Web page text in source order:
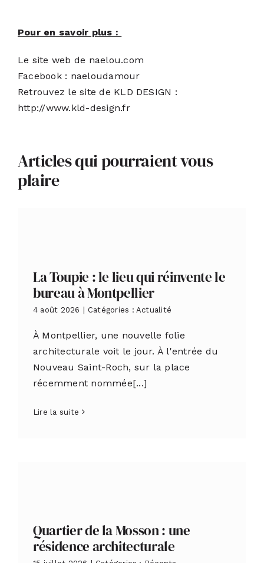
Pour en savoir plus :
Le site web de naelou.com
Facebook : naeloudamour
Retrouvez le site de KLD DESIGN :
http://www.kld-design.fr
Articles qui pourraient vous
plaire
La Toupie : le lieu qui réinvente le
bureau à Montpellier
4 août 2026 Catégories : Actualité
À Montpellier, une nouvelle folie
architecturale voit le jour. À l'entrée du
Nouveau Saint-Roch, sur la place
récemment nommée[...]
Lire la suite
Quartier de la Mosson : une
résidence architecturale